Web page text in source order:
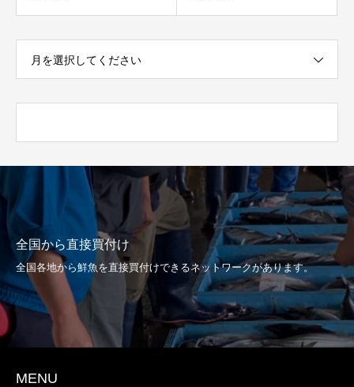
月を選択してください
全国から直接買付け
全国各地から鮮魚を直接買付けできるネットワークがあります。
MENU